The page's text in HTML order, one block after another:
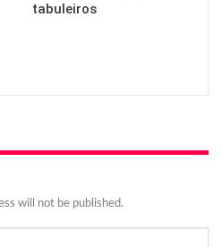
tabuleiros
will not be published.